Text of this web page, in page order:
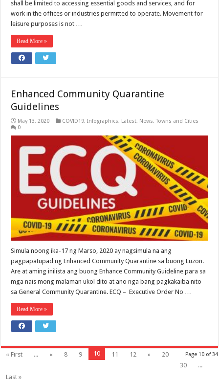
shall be limited to accessing essential goods and services, and for
work in the offices or industries permitted to operate. Movement for
leisure purposes is not …
Read More »
Enhanced Community Quarantine
Guidelines
May 13, 2020 COVID19,Infographics, Latest, News,Towns and Cities
0
Simula noong ika-17 ng Marso, 2020 ay nagsimula na ang
pagpapatupad ng Enhanced Community Quarantine sa buong Luzon.
Are at aming inilista ang buong Enhance Community Guideline para sa
mga nais mong malaman ukol dito at ano nga bang pagkakaiba nito
sa General Community Quarantine. ECQ – Executive Order No …
Read More »
Page 10 of 34
« First ... « 8 9 10 11 12 »
20
30
...
Last »